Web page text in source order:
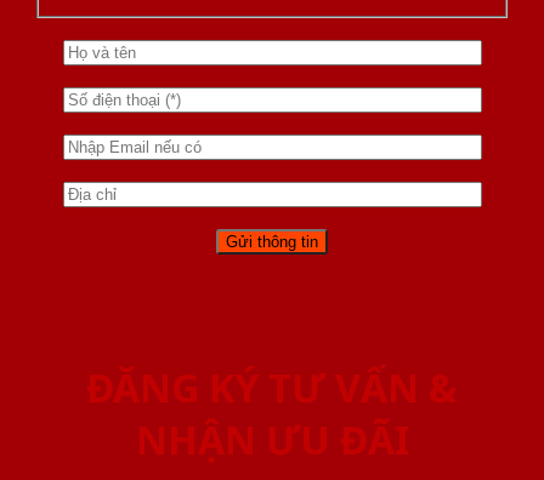
ĐĂNG KÝ TƯ VẤN &
NHẬN ƯU ĐÃI